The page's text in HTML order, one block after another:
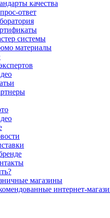
качества
ответ
системы
материалы
магазины
интернет-